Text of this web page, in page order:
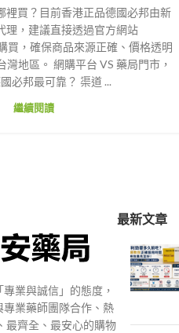
裡買？目前香港正品德國必邦由新
理，建議直接透過官方網站
買，確保商品來源正確、價格透明
灣地區。 網購平台 VS 藥局門市，
必邦最可靠？ 渠道 ...
繼續閱讀
業與誠信」的態度，
業藥師團隊合作、熱
最齊全、最安心的購物
最新文章